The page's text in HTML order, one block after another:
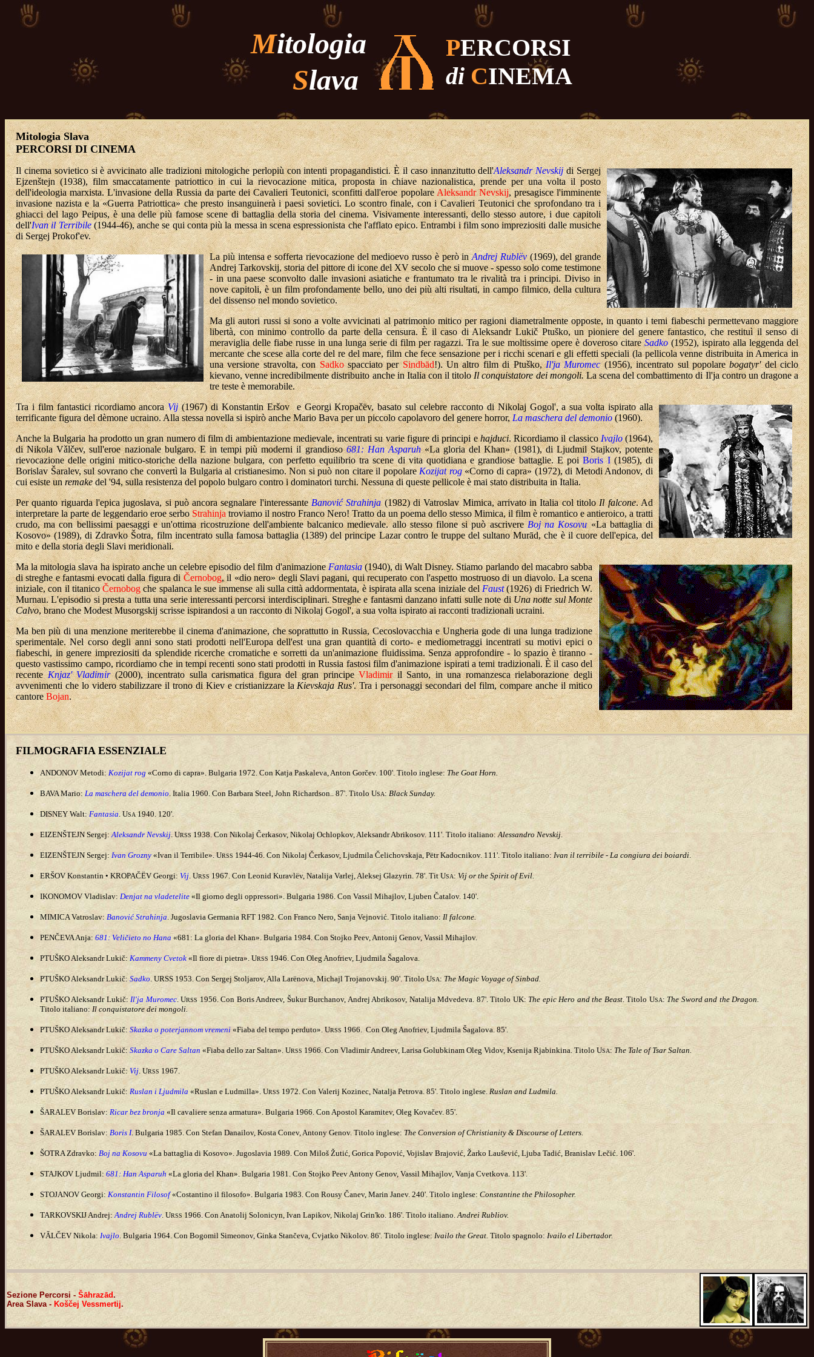
Mitologia
Slava
PERCORSI
di CINEMA
Mitologia Slava
PERCORSI DI CINEMA
Il cinema sovietico si è avvicinato alle tradizioni mitologiche perlopiù con intenti propagandistici. È il caso innanzitutto dell'Aleksandr Nevskijdi Sergej
Ejzenštejn (1938), film smaccatamente patriottico in cui la rievocazione mitica, proposta in chiave nazionalistica, prende per una volta il posto
dell'ideologia marxista. L'invasione della Russia da parte dei Cavalieri Teutonici, sconfitti dall'eroe popolareAleksandr Nevskij, presagisce l'imminente
invasione nazista e la «Guerra Patriottica» che presto insanguinerà i paesi sovietici. Lo scontro finale, con i Cavalieri Teutonici che sprofondano tra i
ghiacci del lago Peipus, è una delle più famose scene di battaglia della storia del cinema. Visivamente interessanti, dello stesso autore, i due capitoli
dell'Ivan il Terribile(1944-46), anche se qui conta più la messa in scena espressionista che l'afflato epico. Entrambi i film sono impreziositi dalle musiche
di Sergej Prokof'ev.
La più intensa e sofferta rievocazione del medioevo russo è però inAndrej Rublëv(1969), del grande
Andrej Tarkovskij, storia del pittore di icone del XV secolo che si muove - spesso solo come testimone
- in una paese sconvolto dalle invasioni asiatiche e frantumato tra le rivalità tra i principi. Diviso in
nove capitoli, è un film profondamente bello, uno dei più alti risultati, in campo filmico, della cultura
del dissenso nel mondo sovietico.
Ma gli autori russi si sono a volte avvicinati al patrimonio mitico per ragioni diametralmente opposte, in quanto i temi fiabeschi permettevano maggiore
libertà, con minimo controllo da parte della censura. È il caso di Aleksandr Lukič Ptuško, un pioniere del genere fantastico, che restituì il senso di
meraviglia delle fiabe russe in una lunga serie di film per ragazzi. Tra le sue moltissime opere è doveroso citareSadko(1952), ispirato alla leggenda del
mercante che scese alla corte del re del mare, film che fece sensazione per i ricchi scenari e gli effetti speciali (la pellicola venne distribuita in America in
una versione stravolta, conSadkospacciato perSindbād!). Un altro film di Ptuško,Il'ja Muromec(1956), incentrato sul popolarebogatyr'del ciclo
kievano, venne incredibilmente distribuito anche in Italia con il titoloIl conquistatore dei mongoli.La scena del combattimento di Il'ja contro un dragone a
tre teste è memorabile.
Tra i film fantastici ricordiamo ancoraVij(1967) di Konstantin Eršov e Georgi Kropačëv, basato sul celebre racconto di Nikolaj Gogol', a sua volta ispirato alla
terrificante figura del dèmone ucraino. Alla stessa novella si ispirò anche Mario Bava per un piccolo capolavoro del genere horror,La maschera del demonio(1960).
Anche la Bulgaria ha prodotto un gran numero di film di ambientazione medievale, incentrati su varie figure di principi ehajduci. Ricordiamo il classicoIvajlo(1964),
di Nikola Vǎlčev, sull'eroe nazionale bulgaro. E in tempi più moderni il grandioso681: Han Asparuh «La gloria del Khan» (1981), di Ljudmil Stajkov, potente
rievocazione delle origini mitico-storiche della nazione bulgara, con perfetto equilibrio tra scene di vita quotidiana e grandiose battaglie. E poiBoris I(1985), di
Borislav Šaralev, sul sovrano che convertì la Bulgaria al cristianesimo. Non si può non citare il popolareKozijat rog «Corno di capra» (1972), di Metodi Andonov, di
cui esiste unremakedel '94, sulla resistenza del popolo bulgaro contro i dominatori turchi. Nessuna di queste pellicole è mai stato distribuita in Italia.
Per quanto riguarda l'epica jugoslava, si può ancora segnalare l'interessanteBanović Strahinja(1982) di Vatroslav Mimica, arrivato in Italia col titoloIl falcone. Ad
interpretare la parte de leggendario eroe serboStrahinjatroviamo il nostro Franco Nero! Tratto da un poema dello stesso Mimica, il film è romantico e antieroico, a tratti
crudo, ma con bellissimi paesaggi e un'ottima ricostruzione dell'ambiente balcanico medievale. allo stesso filone si può ascrivereBoj na Kosovu«La battaglia di
Kosovo» (1989), di Zdravko Šotra, film incentrato sulla famosa battaglia (1389) del principe Lazar contro le truppe del sultano Murād, che è il cuore dell'epica, del
mito e della storia degli Slavi meridionali.
Ma la mitologia slava ha ispirato anche un celebre episodio del film d'animazioneFantasia(1940), di Walt Disney. Stiamo parlando del macabro sabba
di streghe e fantasmi evocati dalla figura diČernobog, il «dio nero» degli Slavi pagani, qui recuperato con l'aspetto mostruoso di un diavolo. La scena
iniziale, con il titanicoČernobogche spalanca le sue immense ali sulla città addormentata, è ispirata alla scena iniziale delFaust(1926) di Friedrich W.
Murnau. L'episodio si presta a tutta una serie interessanti percorsi interdisciplinari. Streghe e fantasmi danzano infatti sulle note diUna notte sul Monte
Calvo, brano che Modest Musorgskij scrisse ispirandosi a un racconto di Nikolaj Gogol', a sua volta ispirato ai racconti tradizionali ucraini.
Ma ben più di una menzione meriterebbe il cinema d'animazione, che soprattutto in Russia, Cecoslovacchia e Ungheria gode di una lunga tradizione
sperimentale. Nel corso degli anni sono stati prodotti nell'Europa dell'est una gran quantità di corto- e mediometraggi incentrati su motivi epici o
fiabeschi, in genere impreziositi da splendide ricerche cromatiche e sorretti da un'animazione fluidissima. Senza approfondire - lo spazio è tiranno -
questo vastissimo campo, ricordiamo che in tempi recenti sono stati prodotti in Russia fastosi film d'animazione ispirati a temi tradizionali. È il caso del
recenteKnjaz' Vladimir(2000), incentrato sulla carismatica figura del gran principeVladimiril Santo, in una romanzesca rielaborazione degli
avvenimenti che lo videro stabilizzare il trono di Kiev e cristianizzare laKievskaja Rus'. Tra i personaggi secondari del film, compare anche il mitico
cantoreBojan.
FILMOGRAFIA ESSENZIALE
ANDONOV Metodi: Kozijat rog «Corno di capra». Bulgaria 1972. Con Katja Paskaleva, Anton Gorčev. 100'. Titolo inglese: The Goat Horn.
BAVA Mario: La maschera del demonio. Italia 1960. Con Barbara Steel, John Richardson.. 87'. Titolo USA: Black Sunday.
DISNEY Walt: Fantasia. USA1940. 120'.
EIZENŠTEJN Sergej:Aleksandr Nevskij. URSS1938. Con Nikolaj Čerkasov, Nikolaj Ochlopkov, Aleksandr Abrikosov. 111'. Titolo italiano:Alessandro Nevskij.
EIZENŠTEJN Sergej: Ivan Grozny «Ivan il Terribile». URSS 1944-46. Con Nikolaj Čerkasov, Ljudmila Čelichovskaja, Pëtr Kadocnikov. 111'. Titolo italiano: Ivan il terribile-La congiura dei boiardi.
ERŠOV Konstantin • KROPAČËV Georgi: Vij. URSS1967. Con Leonid Kuravlëv, Natalija Varlej, Aleksej Glazyrin. 78'. Tit USA:Vij or the Spirit of Evil.
IKONOMOV Vladislav: Denjat na vladetelite «Il giorno degli oppressori». Bulgaria 1986. Con Vassil Mihajlov, Ljuben Čatalov. 140'.
MIMICA Vatroslav: Banović Strahinja. Jugoslavia Germania RFT 1982. Con Franco Nero, Sanja Vejnović. Titolo italiano: Il falcone.
PENČEVA Anja: 681: Veličieto no Hana «681: La gloria del Khan». Bulgaria 1984. Con Stojko Peev, Antonij Genov, Vassil Mihajlov.
PTUŠKO Aleksandr Lukič: Kammeny Cvetok «Il fiore di pietra». URSS 1946. Con Oleg Anofriev, Ljudmila Šagalova.
PTUŠKO Aleksandr Lukič:Sadko. URSS 1953. Con Sergej Stoljarov, Alla Larënova, Michajl Trojanovskij. 90'. Titolo USA: The Magic Voyage of Sinbad.
PTUŠKO Aleksandr Lukič:Il'ja Muromec. URSS 1956. Con Boris Andreev, Šukur Burchanov, Andrej Abrikosov, Natalija Mdvedeva. 87'. Titolo UK:The epic Hero and the Beast. Titolo USA: The Sword and the Dragon.
Titolo italiano: Il conquistatore dei mongoli.
PTUŠKO Aleksandr Lukič: Skazka o poterjannom vremeni «Fiaba del tempo perduto». URSS 1966. Con Oleg Anofriev, Ljudmila Šagalova. 85'.
PTUŠKO Aleksandr Lukič: Skazka o Care Saltan «Fiaba dello zar Saltan». URSS 1966. Con Vladimir Andreev, Larisa Golubkinam Oleg Vidov, Ksenija Rjabinkina. Titolo USA: The Tale of Tsar Saltan.
PTUŠKO Aleksandr Lukič: Vij. URSS 1967.
PTUŠKO Aleksandr Lukič: Ruslan i Ljudmila «Ruslan e Ludmilla». URSS 1972. Con Valerij Kozinec, Natalja Petrova. 85'. Titolo inglese. Ruslan and Ludmila.
ŠARALEV Borislav:Ricar bez bronja «Il cavaliere senza armatura». Bulgaria 1966. Con Apostol Karamitev, Oleg Kovačev. 85'.
ŠARALEV Borislav: Boris I. Bulgaria 1985. Con Stefan Danailov, Kosta Conev, Antony Genov. Titolo inglese: The Conversion of Christianity & Discourse of Letters.
ŠOTRA Zdravko: Boj na Kosovu «La battaglia di Kosovo». Jugoslavia 1989. Con Miloš Žutić, Gorica Popović, Vojislav Brajović, Žarko Laušević, Ljuba Tadić, Branislav Lečić. 106'.
STAJKOV Ljudmil: 681: Han Asparuh «La gloria del Khan». Bulgaria 1981. Con Stojko Peev Antony Genov, Vassil Mihajlov, Vanja Cvetkova. 113'.
STOJANOV Georgi: Konstantin Filosof «Costantino il filosofo». Bulgaria 1983. Con Rousy Čanev, Marin Janev. 240'. Titolo inglese: Constantine the Philosopher.
TARKOVSKIJ Andrej:Andrej Rublëv. URSS 1966. Con Anatolij Solonicyn, Ivan Lapikov, Nikolaj Grin'ko. 186'. Titolo italiano.Andrei Rubliov.
VǍLČEV Nikola: Ivajlo. Bulgaria 1964. Con Bogomil Simeonov, Ginka Stančeva, Cvjatko Nikolov. 86'. Titolo inglese: Ivailo the Great. Titolo spagnolo: Ivailo el Libertador.
Sezione Percorsi - Šāhrazād.
Area Slava - Koščej Vessmertij.